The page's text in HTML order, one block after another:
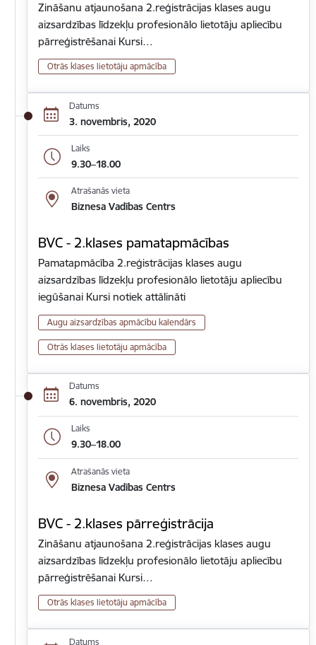
Zināšanu atjaunošana 2.reģistrācijas klases augu
aizsardzības līdzekļu profesionālo lietotāju apliecību
pārreģistrēšanai Kursi…
Otrās klases lietotāju apmācība
Datums
3. novembris, 2020
Laiks
9.30–18.00
Atrašanās vieta
Biznesa Vadības Centrs
BVC - 2.klases pamatapmācības
Pamatapmācība 2.reģistrācijas klases augu
aizsardzības līdzekļu profesionālo lietotāju apliecību
iegūšanai Kursi notiek attālināti
Augu aizsardzības apmācību kalendārs
Otrās klases lietotāju apmācība
Datums
6. novembris, 2020
Laiks
9.30–18.00
Atrašanās vieta
Biznesa Vadības Centrs
BVC - 2.klases pārreģistrācija
Zināšanu atjaunošana 2.reģistrācijas klases augu
aizsardzības līdzekļu profesionālo lietotāju apliecību
pārreģistrēšanai Kursi…
Otrās klases lietotāju apmācība
Datums